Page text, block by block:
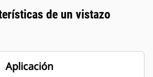
de un vistazo
Aplicación